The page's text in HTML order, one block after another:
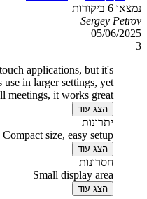
נמצאו 6 ביקורות
Sergey Petrov
05/06/2025
3
applications, but it's
in larger settings, yet
meetings, it works great.
הצג עוד
יתרונות
Compact size, easy setup
הצג עוד
חסרונות
Small display area
הצג עוד